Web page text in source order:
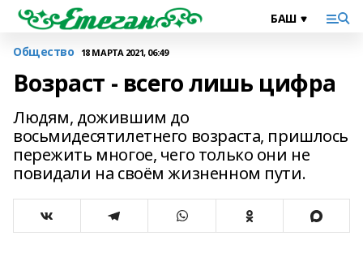
Общество 18 МАРТА 2021, 06:49
Возраст - всего лишь цифра
Людям, дожившим до
восьмидесятилетнего возраста, пришлось
пережить многое, чего только они не
повидали на своём жизненном пути.